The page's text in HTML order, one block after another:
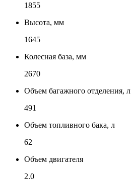
1855
Высота, мм
1645
Колесная база, мм
2670
Объем багажного отделения, л
491
Объем топливного бака, л
62
Объем двигателя
2.0